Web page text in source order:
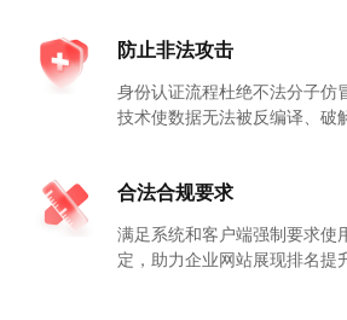
防止非法攻击
身份认证流程杜绝不法分子仿
技术使数据无法被反编译、破
合法合规要求
满足系统和客户端强制要求使
定，助力企业网站展现排名提